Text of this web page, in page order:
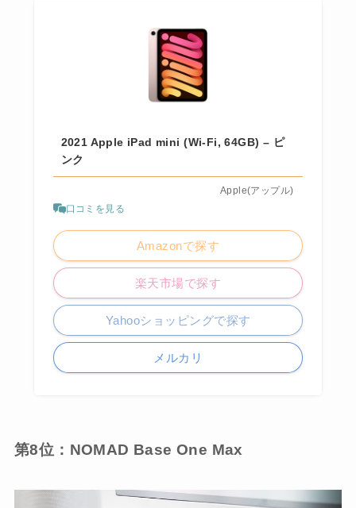
2021 Apple iPad mini (Wi-Fi, 64GB) – ピ
ンク
Apple(アップル)
口コミを見る
Amazonで探す
楽天市場で探す
Yahooショッピングで探す
メルカリ
第8位：NOMAD Base One Max